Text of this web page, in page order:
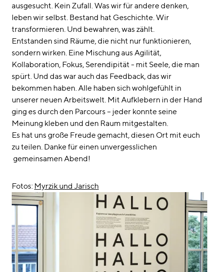
ausgesucht. Kein Zufall. Was wir für andere denken,
leben wir selbst. Bestand hat Geschichte. Wir
transformieren. Und bewahren, was zählt.
Entstanden sind Räume, die nicht nur funktionieren,
sondern wirken. Eine Mischung aus Agilität,
Kollaboration, Fokus, Serendipität - mit Seele, die man
spürt. Und das war auch das Feedback, das wir
bekommen haben. Alle haben sich wohlgefühlt in
unserer neuen Arbeitswelt. Mit Aufklebern in der Hand
ging es durch den Parcours – jeder konnte seine
Meinung kleben und den Raum mitgestalten.
Es hat uns große Freude gemacht, diesen Ort mit euch
zu teilen. Danke für einen unvergesslichen
gemeinsamen Abend!
Fotos: Myrzik und Jarisch